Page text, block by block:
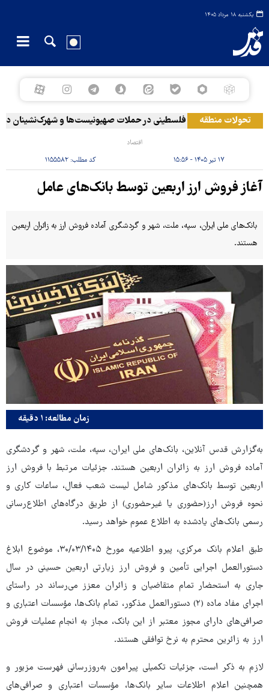
یکشنبه ۱۸ مرداد ۱۴۰۵
تحولات منطقه
آرامکو ۲۰ فلسطینی در حملات صهیونیست‌ها و شهرک‌نشینان در کرانه باختری زخمی شدند
اقتصاد
۱۷ تیر ۱۴۰۵ - ۱۵:۵۶ کد مطلب:۱۱۵۵۵۸۲
آغاز فروش ارز اربعین توسط بانک‌های عامل
بانک‌های ملی ایران، سپه، ملت، شهر و گردشگری آماده فروش ارز به زائران اربعین
هستند.
زمان مطالعه: ۱ دقیقه
به‌گزارش قدس آنلاین، بانک‌های ملی ایران، سپه، ملت، شهر و گردشگری
آماده فروش ارز به زائران اربعین هستند. جزئیات مرتبط با فروش ارز
اربعین توسط بانک‌های مذکور شامل لیست شعب فعال، ساعات کاری و
نحوه فروش ارز(حضوری یا غیرحضوری) از طریق درگاه‌های اطلاع‌رسانی
رسمی بانک‌های یادشده به اطلاع عموم خواهد رسید.
طبق اعلام بانک مرکزی، پیرو اطلاعیه مورخ ۳۰/۰۳/۱۴۰۵، موضوع ابلاغ
دستورالعمل‌ اجرایی تأمین و فروش ارز زیارتی اربعین حسینی در سال
جاری به استحضار تمام متقاضیان و زائران معزز می‌رساند در راستای
اجرای مفاد ماده (۲) دستورالعمل مذکور، تمام بانک‌ها، مؤسسات اعتباری و
صرافی‌های دارای مجوز معتبر از این بانک، مجاز به انجام عملیات فروش
ارز به زائرین محترم به نرخ توافقی هستند.
لازم به ذکر است، جزئیات تکمیلی پیرامون به‌روزرسانی فهرست مزبور و
همچنین اعلام اطلاعات سایر بانک‌ها، مؤسسات اعتباری و صرافی‌های